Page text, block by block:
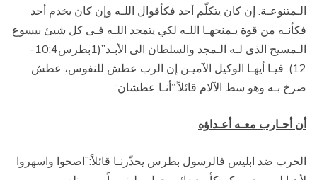
الـمتنوعـة. إن كان يتكلّم أحد فكأقوال اللـه وإن كان يخدم أحد
فكأنـه من قوة يـمنحهـا اللـه لكي يتمجد اللـه فـى كل شيئ بيسوع
الـمسيح الذى لـه الـمجد والسلطان الى الأبـد”(1بطرس10:4-
12). فيـا أيهـا الوكيل الآميـن إن الرب عطش للنفوس، عطش
صرخ بـه وهو سط الآلام قائلاً:”أنـا عطشان”.
أن أحـارب معـه أعـداؤه
الحرب ضد ابليس فالرسول بطرس يحذّرنـا قائلاً:”اصحوا واسهروا